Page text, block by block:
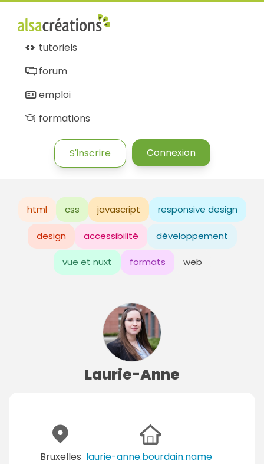
tutoriels
forum
emploi
formations
S'inscrire Connexion
html css javascript responsive design
design accessibilité développement
vue et nuxt formats web
Laurie-Anne
Bruxelles laurie-anne.bourdain.name